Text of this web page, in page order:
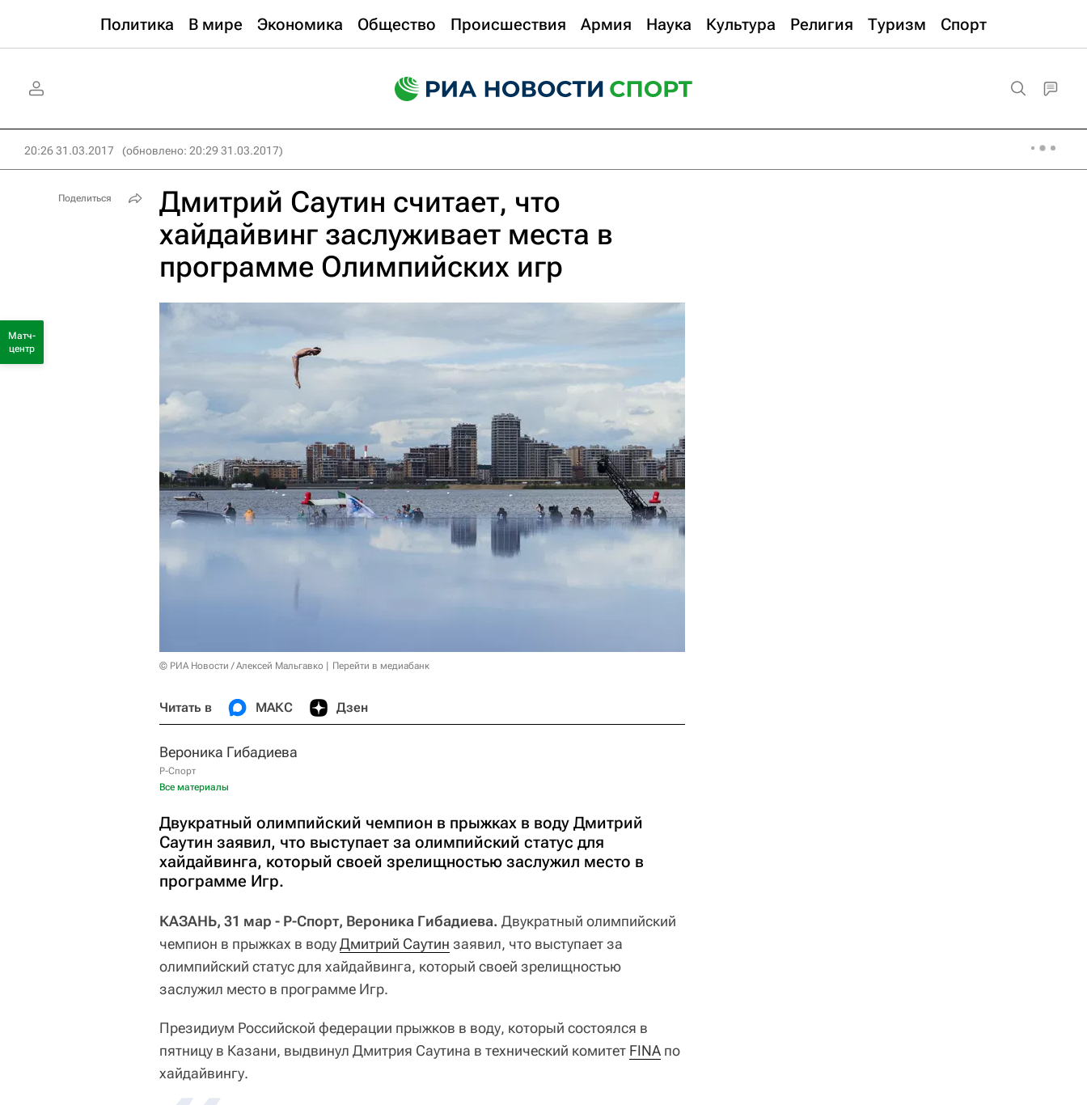
Политика В мире Экономика Общество Происшествия Армия Наука Культура Религия Туризм Спорт
20:26 31.03.2017 (обновлено: 20:29 31.03.2017)
Дмитрий Саутин считает, что
хайдайвинг заслуживает места в
программе Олимпийских игр
© РИА Новости / Алексей Мальгавко Перейти в медиабанк
Читать в МАКС Дзен
Вероника Гибадиева
Р-Спорт
Все материалы
Двукратный олимпийский чемпион в прыжках в воду Дмитрий
Саутин заявил, что выступает за олимпийский статус для
хайдайвинга, который своей зрелищностью заслужил место в
программе Игр.
КАЗАНЬ, 31 мар - Р-Спорт, Вероника Гибадиева. Двукратный олимпийский
чемпион в прыжках в водуДмитрий Саутин заявил, что выступает за
олимпийский статус для хайдайвинга, который своей зрелищностью
заслужил место в программе Игр.
Президиум Российской федерации прыжков в воду, который состоялся в
пятницу в Казани, выдвинул Дмитрия Саутина в технический комитет FINA по
хайдайвингу.
Поделиться
Матч-
центр